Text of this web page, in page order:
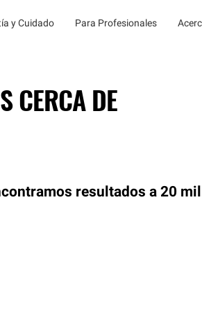
y Cuidado Para Profesionales
CERCA DE
resultados a 20